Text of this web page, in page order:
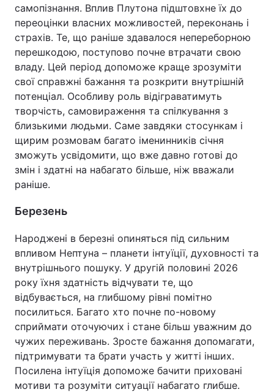
самопізнання. Вплив Плутона підштовхне їх до
переоцінки власних можливостей, переконань і
страхів. Те, що раніше здавалося непереборною
перешкодою, поступово почне втрачати свою
владу. Цей період допоможе краще зрозуміти
свої справжні бажання та розкрити внутрішній
потенціал. Особливу роль відіграватимуть
творчість, самовираження та спілкування з
близькими людьми. Саме завдяки стосункам і
щирим розмовам багато іменинників січня
зможуть усвідомити, що вже давно готові до
змін і здатні на набагато більше, ніж вважали
раніше.
Березень
Народжені в березні опиняться під сильним
впливом Нептуна – планети інтуїції, духовності та
внутрішнього пошуку. У другій половині 2026
року їхня здатність відчувати те, що
відбувається, на глибшому рівні помітно
посилиться. Багато хто почне по-новому
сприймати оточуючих і стане більш уважним до
чужих переживань. Зросте бажання допомагати,
підтримувати та брати участь у житті інших.
Посилена інтуїція допоможе бачити приховані
мотиви та розуміти ситуації набагато глибше.